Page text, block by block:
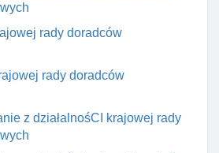
rady doradców
rady doradców
z działalnośCI krajowej rady